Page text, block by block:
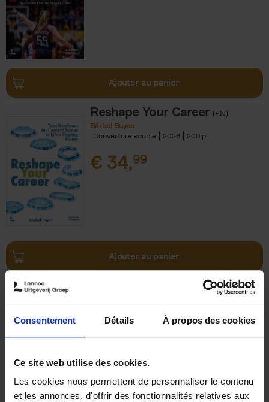
Consentement Détails À propos des cookies
Ce site web utilise des cookies.
Les cookies nous permettent de personnaliser le contenu
et les annonces, d'offrir des fonctionnalités relatives aux
Ajouter au panier
Reshape Your Career (EN)
Bärbel Buyse
Couverture souple
2026 200
€ 34,99
Ajouter au panier
AI, The Rediscovery of
Humanity (EN)
Jackie Janssen
Couverture souple
2026 197